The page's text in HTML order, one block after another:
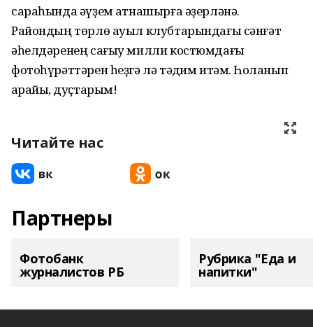
сараһында әүҙем ҡатнашырға әҙерләнә.
Райондың төрлө ауыл клубтарындағы сәнғәт
әһелдәренең сағыу милли костюмдағы
фотоһүрәттәрен һеҙгә лә тәҡдим итәм. Һоҡланып
ҡарайыҡ, дуҫтарым!
Читайте нас
Партнеры
Фотобанк
журналистов РБ
Рубрика "Еда и
напитки"